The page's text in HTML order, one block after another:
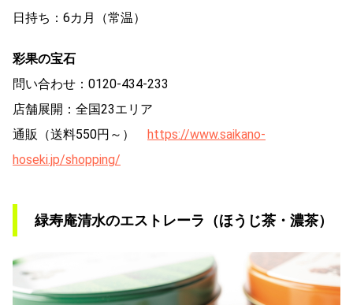
日持ち：6カ月（常温）
彩果の宝石
問い合わせ：0120-434-233
店舗展開：全国23エリア
通販（送料550円～） https://www.saikano-
hoseki.jp/shopping/
緑寿庵清水のエストレーラ（ほうじ茶・濃茶）